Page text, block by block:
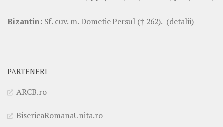
Bizantin: Sf. cuv. m. Dometie Persul († 262). (detalii)
PARTENERI
ARCB.ro
BisericaRomanaUnita.ro